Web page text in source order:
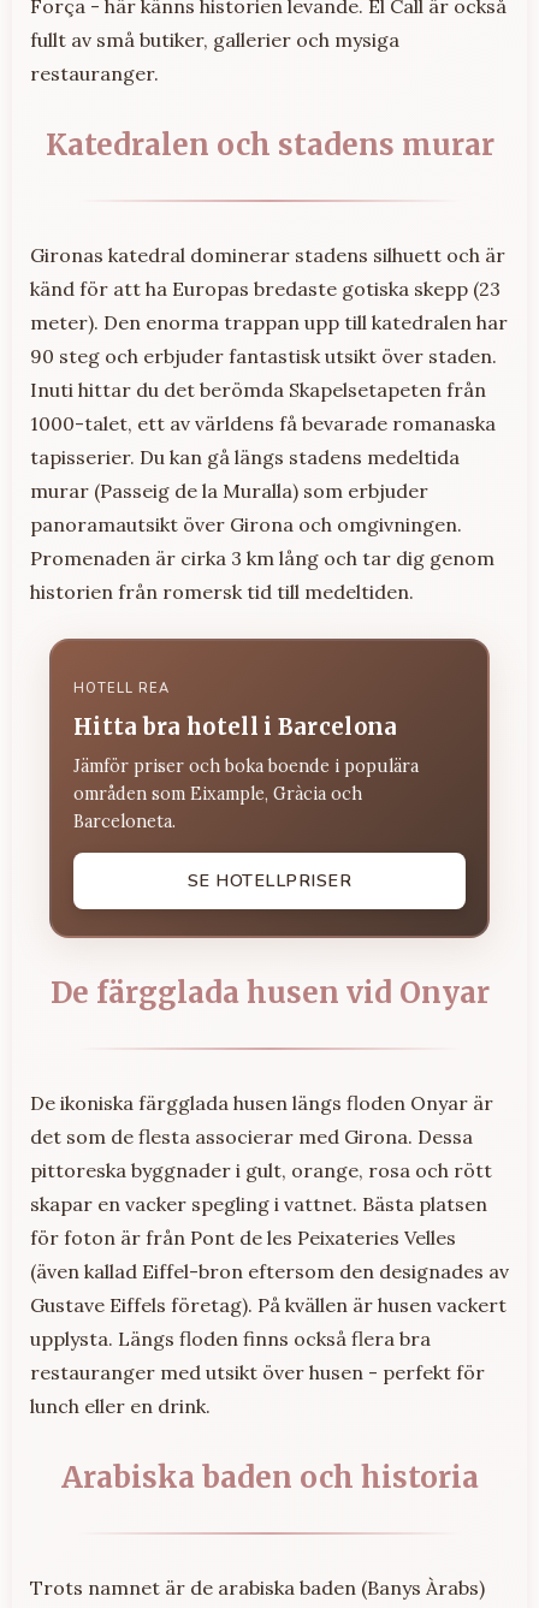
Força - här känns historien levande. El Call är också
fullt av små butiker, gallerier och mysiga
restauranger.
Katedralen och stadens murar
Gironas katedral dominerar stadens silhuett och är
känd för att ha Europas bredaste gotiska skepp (23
meter). Den enorma trappan upp till katedralen har
90 steg och erbjuder fantastisk utsikt över staden.
Inuti hittar du det berömda Skapelsetapeten från
1000-talet, ett av världens få bevarade romanaska
tapisserier. Du kan gå längs stadens medeltida
murar (Passeig de la Muralla) som erbjuder
panoramautsikt över Girona och omgivningen.
Promenaden är cirka 3 km lång och tar dig genom
historien från romersk tid till medeltiden.
HOTELL REA
Hitta bra hotell i Barcelona
Jämför priser och boka boende i populära
områden som Eixample, Gràcia och
Barceloneta.
SE HOTELLPRISER
De färgglada husen vid Onyar
De ikoniska färgglada husen längs floden Onyar är
det som de flesta associerar med Girona. Dessa
pittoreska byggnader i gult, orange, rosa och rött
skapar en vacker spegling i vattnet. Bästa platsen
för foton är från Pont de les Peixateries Velles
(även kallad Eiffel-bron eftersom den designades av
Gustave Eiffels företag). På kvällen är husen vackert
upplysta. Längs floden finns också flera bra
restauranger med utsikt över husen - perfekt för
lunch eller en drink.
Arabiska baden och historia
Trots namnet är de arabiska baden (Banys Àrabs)